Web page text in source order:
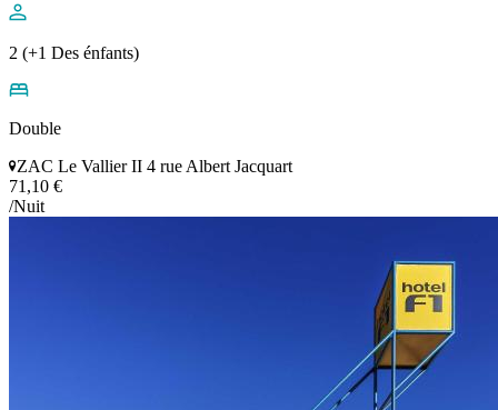
2 (+1 Des énfants)
Double
ZAC Le Vallier II 4 rue Albert Jacquart
71,10 €
/Nuit